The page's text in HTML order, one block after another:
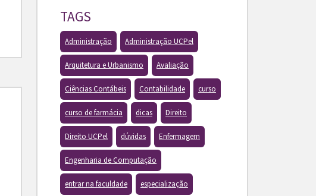
TAGS
Administração Administração UCPel
Arquitetura e Urbanismo Avaliação
Ciências Contábeis Contabilidade curso
curso de farmácia dicas Direito
Direito UCPel dúvidas Enfermagem
Engenharia de Computação
entrar na faculdade especialização